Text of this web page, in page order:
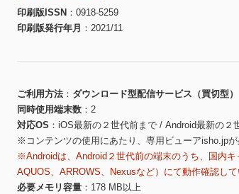
印刷版ISSN
0918-5259
印刷版発行年月
2021/11
ご利用方法
ダウンロード型配信サービス（買切型）
同時使用端末数
2
対応OS
iOS最新の２世代前まで / Android最新の２
※コンテンツの使用にあたり、専用ビューアisho.jp
※Androidは、Android２世代前の端末のうち、国内
AQUOS、ARROWS、Nexusなど）にて動作確認し
必要メモリ容量
178 MB以上